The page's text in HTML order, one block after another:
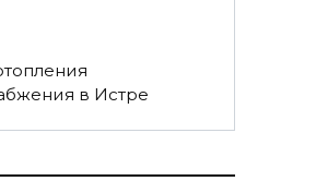
в Истре